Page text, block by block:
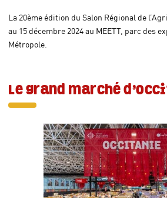
La 20ème édition du Salon Régional de
au 15 décembre 2024 au MEETT, parc des
Métropole.
Le grand marché